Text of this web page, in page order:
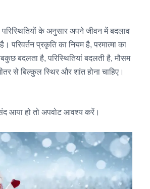
के अनुसार अपने जीवन में बदलाव
परिवर्तन प्रकृति का नियम है, परमात्मा का
बदलता है, परिस्थितियां बदलती है, मौसम
से बिल्कुल स्थिर और शांत होना चाहिए।
आया हो तो अपवोट आवश्य करें।